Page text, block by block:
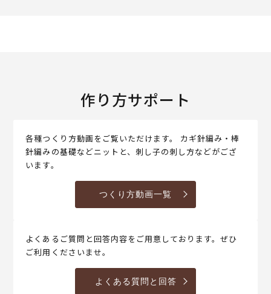
作り方サポート
各種つくり方動画をご覧いただけます。 カギ針編み・棒
針編みの基礎などニットと、刺し子の刺し方などがござ
います。
つくり方動画一覧
よくあるご質問と回答内容をご用意しております。ぜひ
ご利用くださいませ。
よくある質問と回答